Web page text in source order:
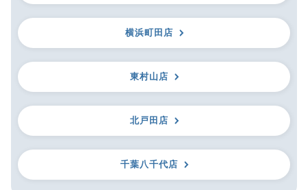
横浜町田店
東村山店
北戸田店
千葉八千代店